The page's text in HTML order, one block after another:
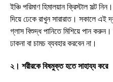
ইঞ্চি পরিমাণ হিমালয়ান ক্রিস্টাল সল্ট
দিয়ে ঢেকে রাখুন সারারাত। সকালে এই
গ্লাস বিশুদ্ধ পানিতে মিশিয়ে পান
ঢাকনা বা চামচ ব্যবহার করবেন না।
২। শরীরকে বিষমুক্ত হতে সাহায্য করে